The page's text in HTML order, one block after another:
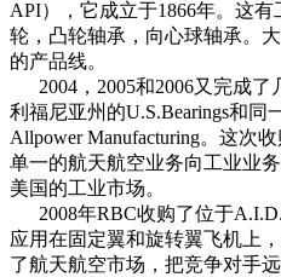
API），它成立于1866年。这
轮，凸轮轴承，向心球轴承。
的产品线。
2004，2005和2006又完成了
利福尼亚州的U.S.Bearings和同
Allpower Manufacturing。这次
单一的航天航空业务向工业业
美国的工业市场。
2008年RBC收购了位于
应用在固定翼和旋转翼飞机上
了航天航空市场，把竞争对手远